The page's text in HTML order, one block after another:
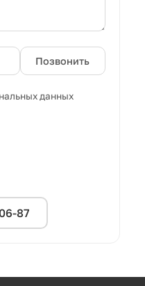
Позвонить
данных
87